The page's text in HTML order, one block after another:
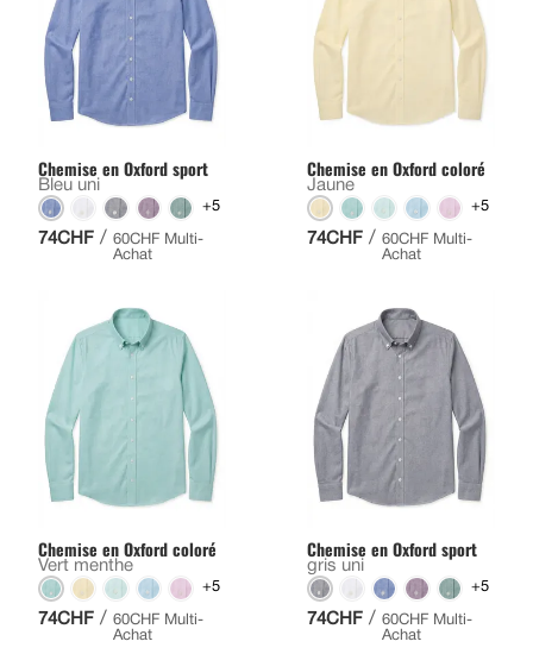
Chemise en Oxford sport
Bleu uni
+5
74CHF / 60CHF Multi-
Achat
Chemise en Oxford coloré
Jaune
+5
74CHF / 60CHF Multi-
Achat
Chemise en Oxford coloré
Vert menthe
+5
74CHF / 60CHF Multi-
Achat
Chemise en Oxford sport
gris uni
+5
74CHF / 60CHF Multi-
Achat